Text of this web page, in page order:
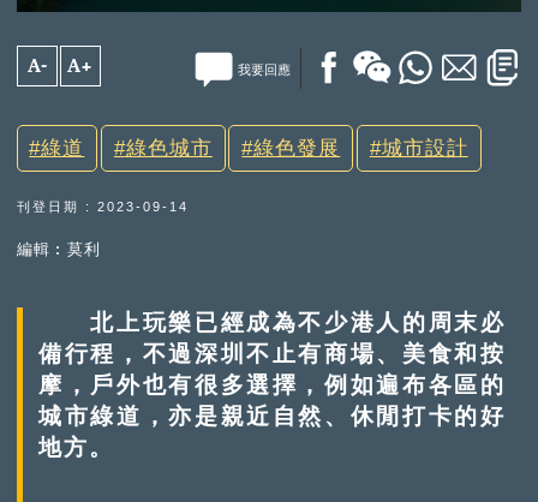
A- A+ 我要回應
綠道 綠色城市 綠色發展 城市設計
刊登日期 : 2023-09-14
編輯︰莫利
北上玩樂已經成為不少港人的周末必
備行程，不過深圳不止有商場、美食和按
摩，戶外也有很多選擇，例如遍布各區的
城市綠道，亦是親近自然、休閒打卡的好
地方。